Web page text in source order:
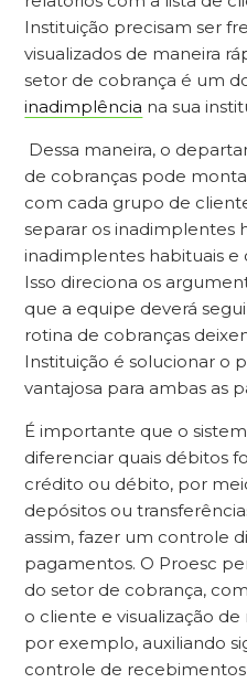
Instituição precisam ser
visualizados de maneira
setor de cobrança é um
inadimplência na sua
Dessa maneira, o
de cobranças pode
com cada grupo de
separar os inadimplentes
inadimplentes habituais e
Isso direciona os
que a equipe deverá
rotina de cobranças
Instituição é solucionar o
vantajosa para ambas as
É importante que o
diferenciar quais débitos
crédito ou débito, por
depósitos ou
assim, fazer um controle
pagamentos. O Proesc
do setor de cobrança,
o cliente e visualização
por exemplo, auxiliando
controle de